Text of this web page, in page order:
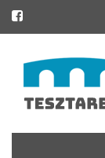
to
content